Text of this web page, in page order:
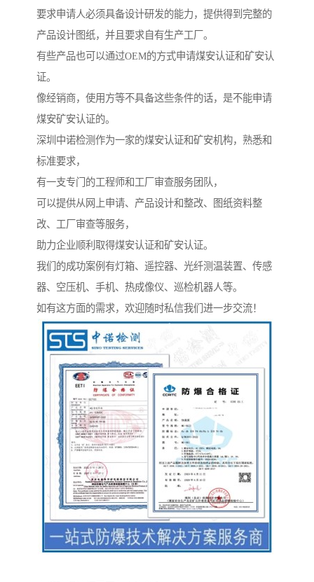
要求申请人必须具备设计研发的能力，提供得到完整的
产品设计图纸，并且要求自有生产工厂。
有些产品也可以通过OEM的方式申请煤安认证和矿安认
证。
像经销商，使用方等不具备这些条件的话，是不能申请
煤安矿安认证的。
深圳中诺检测作为一家的煤安认证和矿安机构，熟悉和
标准要求，
有一支专门的工程师和工厂审查服务团队，
可以提供从网上申请、产品设计和整改、图纸资料整
改、工厂审查等服务，
助力企业顺利取得煤安认证和矿安认证。
我们的成功案例有灯箱、遥控器、光纤测温装置、传感
器、空压机、手机、热成像仪、巡检机器人等。
如有这方面的需求，欢迎随时私信我们进一步交流！